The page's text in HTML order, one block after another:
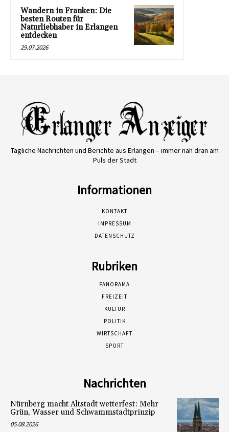
Wandern in Franken: Die
besten Routen für
Naturliebhaber in Erlangen
entdecken
29.07.2026
Tägliche Nachrichten und Berichte aus Erlangen – immer nah dran am
Puls der Stadt
Informationen
KONTAKT
IMPRESSUM
DATENSCHUTZ
Rubriken
PANORAMA
FREIZEIT
KULTUR
POLITIK
WIRTSCHAFT
SPORT
Nachrichten
Nürnberg macht Altstadt wetterfest: Mehr
Grün, Wasser und Schwammstadtprinzip
05.08.2026